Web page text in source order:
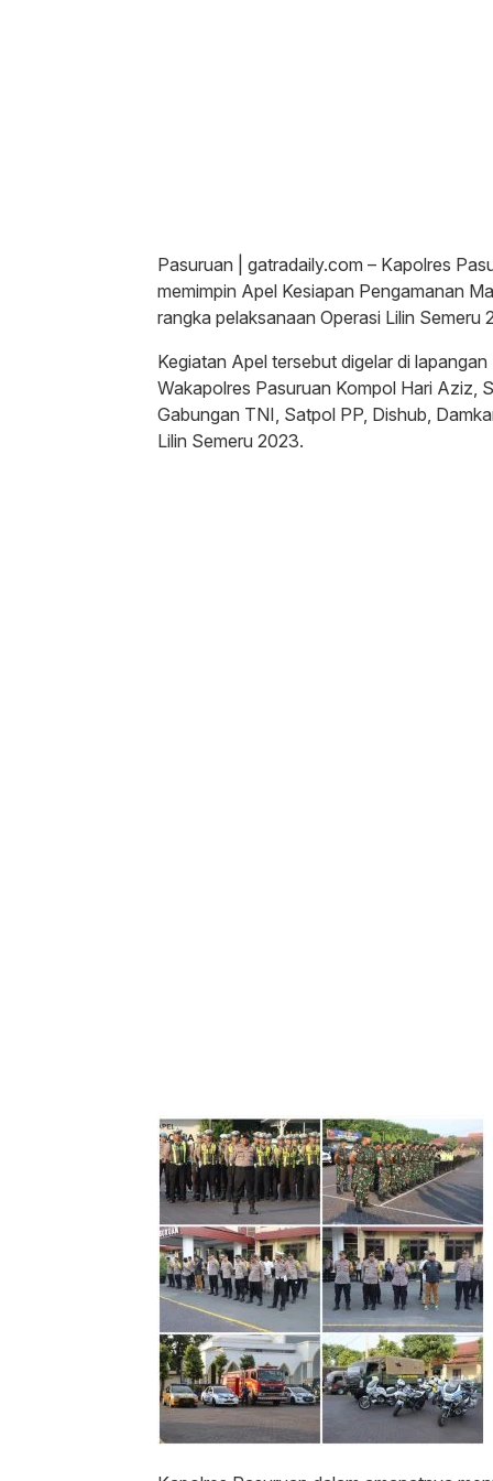
Pasuruan | gatradaily.com – Kapolres
memimpin Apel Kesiapan Pengamanan
rangka pelaksanaan Operasi Lilin
Kegiatan Apel tersebut digelar di
Wakapolres Pasuruan Kompol Hari Aziz,
Gabungan TNI, Satpol PP, Dishub,
Lilin Semeru 2023.